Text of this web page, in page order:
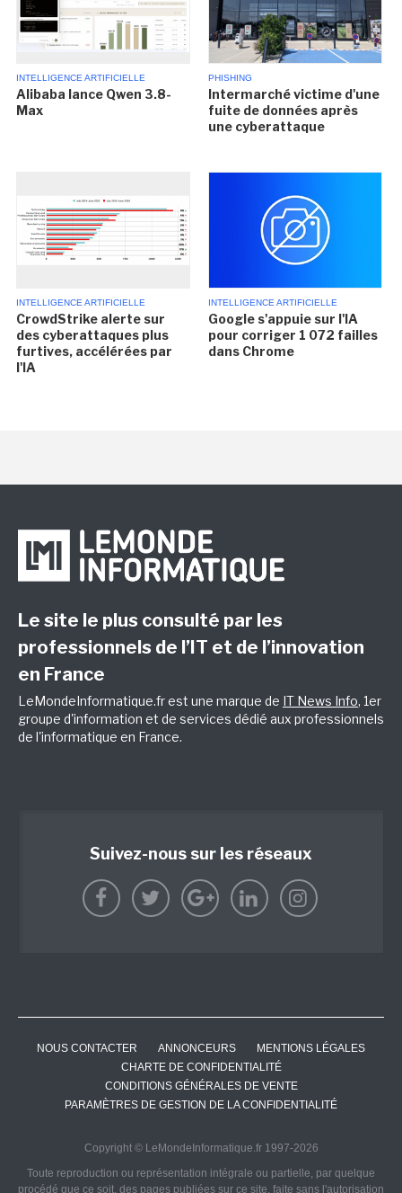
INTELLIGENCE ARTIFICIELLE
Alibaba lance Qwen 3.8-
Max
PHISHING
Intermarché victime d'une
fuite de données après
une cyberattaque
INTELLIGENCE ARTIFICIELLE
CrowdStrike alerte sur
des cyberattaques plus
furtives, accélérées par
l'IA
INTELLIGENCE ARTIFICIELLE
Google s'appuie sur l'IA
pour corriger 1 072 failles
dans Chrome
Le site le plus consulté par les
professionnels de l’IT et de l’innovation
en France
LeMondeInformatique.fr est une marque de IT News Info, 1er
groupe d'information et de services dédié aux professionnels
de l'informatique en France.
Suivez-nous sur les réseaux
NOUS CONTACTER ANNONCEURS
MENTIONS LÉGALES
CHARTE DE CONFIDENTIALITÉ
CONDITIONS GÉNÉRALES DE VENTE
PARAMÈTRES DE GESTION DE LA CONFIDENTIALITÉ
Copyright © LeMondeInformatique.fr 1997-2026
Toute reproduction ou représentation intégrale ou partielle, par quelque
procédé que ce soit, des pages publiées sur ce site, faite sans l'autorisation